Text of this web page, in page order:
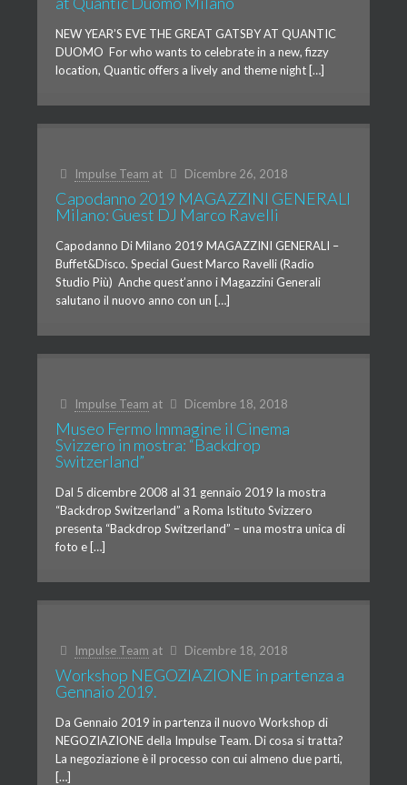
NEW YEAR’S EVE THE GREAT GATSBY AT QUANTIC
DUOMO For who wants to celebrate in a new, fizzy
location, Quantic offers a lively and theme night […]
Impulse Team at Dicembre 26, 2018
Capodanno 2019 MAGAZZINI GENERALI
Milano: Guest DJ Marco Ravelli
Capodanno Di Milano 2019 MAGAZZINI GENERALI –
Buffet&Disco. Special Guest Marco Ravelli (Radio
Studio Più) Anche quest’anno i Magazzini Generali
salutano il nuovo anno con un […]
Impulse Team at Dicembre 18, 2018
Museo Fermo Immagine il Cinema
Svizzero in mostra: “Backdrop
Switzerland”
Dal 5 dicembre 2008 al 31 gennaio 2019 la mostra
“Backdrop Switzerland” a Roma Istituto Svizzero
presenta “Backdrop Switzerland” – una mostra unica di
foto e […]
Impulse Team at Dicembre 18, 2018
Workshop NEGOZIAZIONE in partenza a
Gennaio 2019.
Da Gennaio 2019 in partenza il nuovo Workshop di
NEGOZIAZIONE della Impulse Team. Di cosa si tratta?
La negoziazione è il processo con cui almeno due parti,
[…]